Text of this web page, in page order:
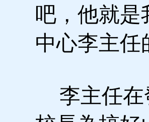
吧，他就是
中心李主任
李主任在